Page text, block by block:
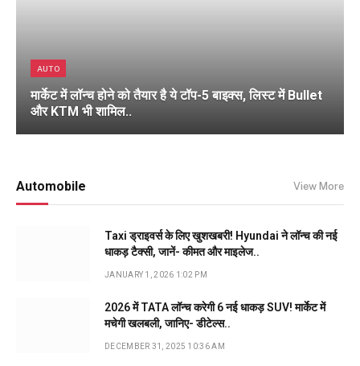
AUTO
मार्केट में लॉन्च होने को तैयार है ये टॉप-5 बाइक्स, लिस्ट में Bullet
और KTM भी शामिल..
Automobile View More
Taxi ड्राइवर्स के लिए खुशखबरी! Hyundai ने लॉन्च की नई
धाकड़ टैक्सी, जानें- कीमत और माइलेज..
JANUARY 1, 2026 1:02 PM
2026 में TATA लॉन्च करेगी 6 नई धाकड़ SUV! मार्केट में
मचेगी खलबली, जानिए- डीटेल्स..
DECEMBER 31, 2025 10:36 AM